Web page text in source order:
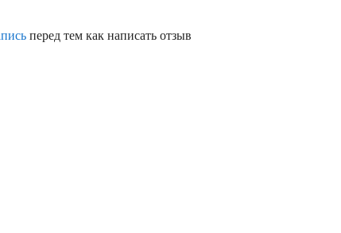
перед тем как написать отзыв